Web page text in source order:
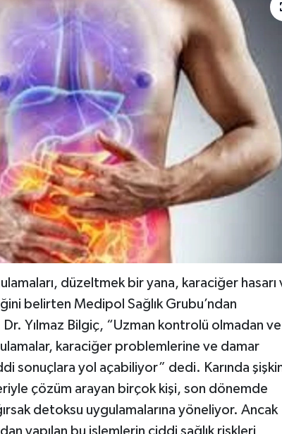
düzeltmek bir yana, karaciğer hasarı
belirten Medipol Sağlık Grubu’ndan
Yılmaz Bilgiç, “Uzman kontrolü olmadan ve
karaciğer problemlerine ve damar
sonuçlara yol açabiliyor” dedi. Karında
çözüm arayan birçok kişi, son dönemde
detoksu uygulamalarına yöneliyor. Ancak
yapılan bu işlemlerin ciddi sağlık riskleri